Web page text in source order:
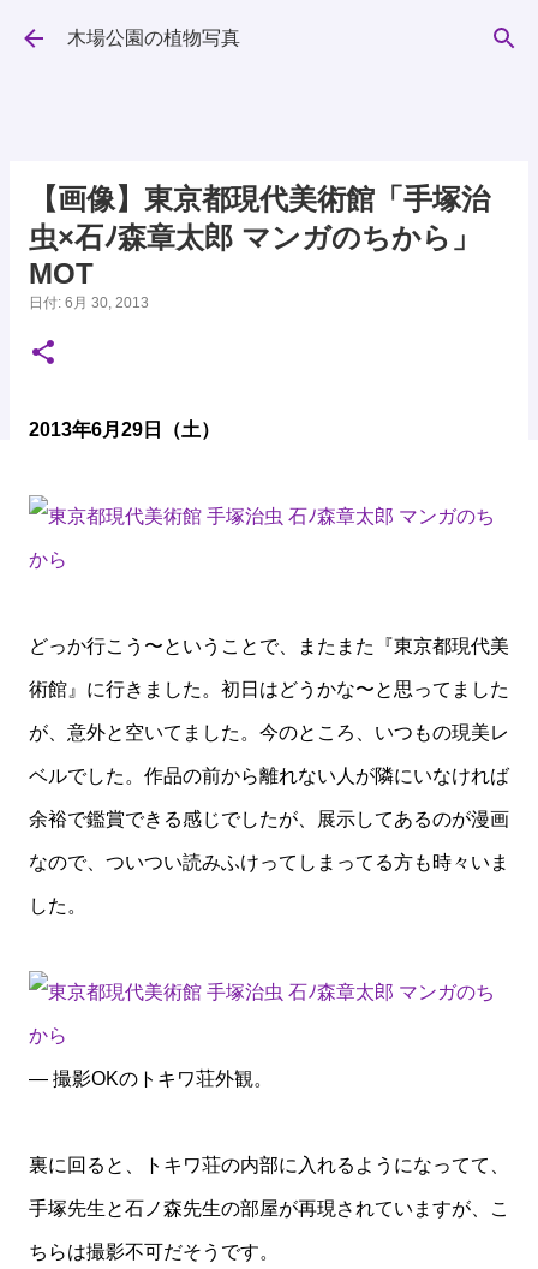
スキップしてメイン コンテンツに移動
木場公園の植物写真
【画像】東京都現代美術館「手塚治
虫×石ﾉ森章太郎 マンガのちから」
MOT
日付: 6月 30, 2013
2013年6月29日（土）
どっか行こう〜ということで、またまた『東京都現代美
術館』に行きました。初日はどうかな〜と思ってました
が、意外と空いてました。今のところ、いつもの現美レ
ベルでした。作品の前から離れない人が隣にいなければ
余裕で鑑賞できる感じでしたが、展示してあるのが漫画
なので、ついつい読みふけってしまってる方も時々いま
した。
— 撮影OKのトキワ荘外観。
裏に回ると、トキワ荘の内部に入れるようになってて、
手塚先生と石ノ森先生の部屋が再現されていますが、こ
ちらは撮影不可だそうです。